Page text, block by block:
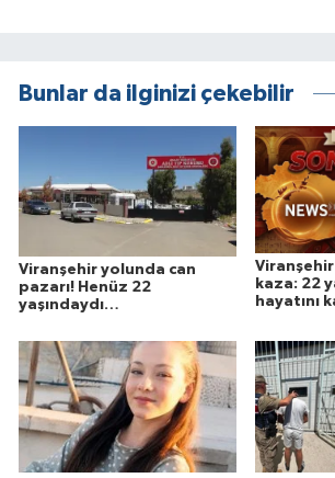
Bunlar da ilginizi çekebilir
Viranşehir yolunda can
pazarı! Henüz 22
yaşındaydı…
kaza: 22
hayatını